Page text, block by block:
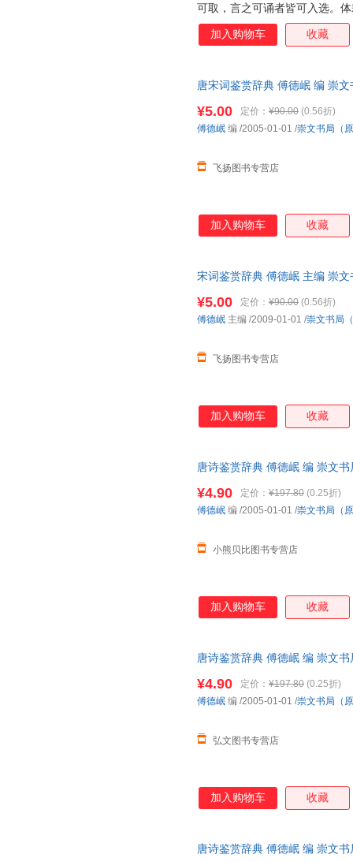
可取，言之可诵者皆可入选。
不拘泥，不古板，缘情析理，
入景中，鉴赏文章本身也成为
加入购物车 收藏
唐宋词鉴赏辞典 傅德岷 编 崇
¥5.00 定价： ¥90.00 (0.56折)
飞扬图书专营店
傅德岷 编 /2005-01-01 /崇文书局（
加入购物车 收藏
宋词鉴赏辞典 傅德岷 主编 崇
¥5.00 定价： ¥90.00 (0.56折)
飞扬图书专营店
傅德岷 主编 /2009-01-01 /崇文书局
加入购物车 收藏
唐诗鉴赏辞典 傅德岷 编 崇文
¥4.90 定价： ¥197.80 (0.25折)
小熊贝比图书专营店
傅德岷 编 /2005-01-01 /崇文书局（
加入购物车 收藏
唐诗鉴赏辞典 傅德岷 编 崇文
¥4.90 定价： ¥197.80 (0.25折)
弘文图书专营店
傅德岷 编 /2005-01-01 /崇文书局（
加入购物车 收藏
唐诗鉴赏辞典 傅德岷 编 崇文